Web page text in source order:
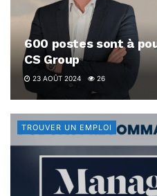
600 postes sont à
CS Group
23 AOÛT 2024 26
TROUVER UN EMPLOI